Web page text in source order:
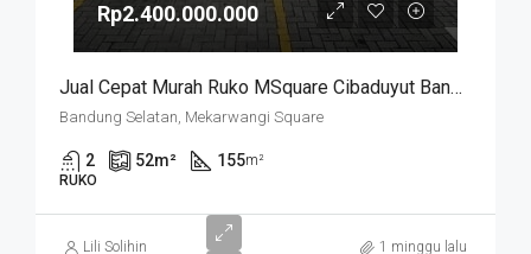
Rp2.400.000.000
Jual Cepat Murah Ruko MSquare Cibaduyut Bandung
Bandung Selatan, Mekarwangi Square
2 52m² 155m²
RUKO
Lili Solihin 1 minggu lalu